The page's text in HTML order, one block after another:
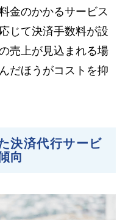
金のかかるサービス
じて決済手数料が設
売上が見込まれる場
だほうがコストを抑
決済代行サービ
向